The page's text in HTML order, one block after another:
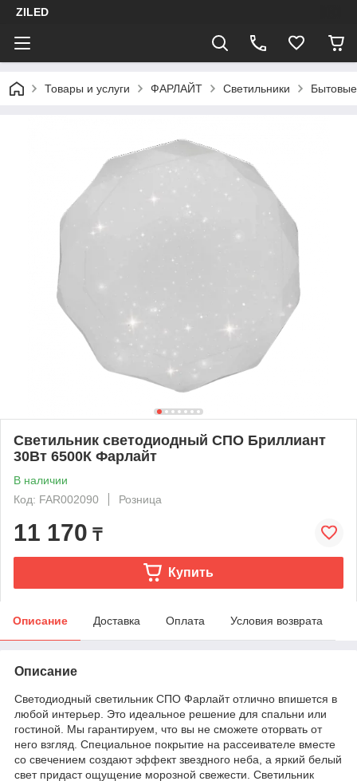
ZILED
Товары и услуги ФАРЛАЙТ Светильники Бытовые
Светильник светодиодный СПО Бриллиант
30Вт 6500К Фарлайт
В наличии
Код: FAR002090
Розница
11 170 ₸
Купить
Описание Доставка Оплата Условия возврата
Описание
Светодиодный светильник СПО Фарлайт отлично впишется в
любой интерьер. Это идеальное решение для спальни или
гостиной. Мы гарантируем, что вы не сможете оторвать от
него взгляд. Специальное покрытие на рассеивателе вместе
со свечением создают эффект звездного неба, а яркий белый
свет придаст ощущение морозной свежести. Светильник